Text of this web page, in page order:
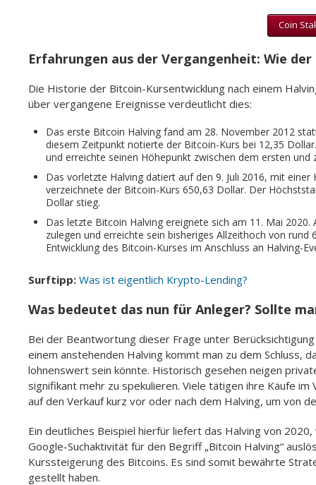
Coin
Erfahrungen aus der Vergangenheit: Wie
Die Historie der Bitcoin-Kursentwicklung nach einem
über vergangene Ereignisse verdeutlicht dies:
Das erste Bitcoin Halving fand am 28. November 2012
diesem Zeitpunkt notierte der Bitcoin-Kurs bei 12,35
und erreichte seinen Höhepunkt zwischen dem ersten
Das vorletzte Halving datiert auf den 9. Juli 2016, mit
verzeichnete der Bitcoin-Kurs 650,63 Dollar. Der
Dollar stieg.
Das letzte Bitcoin Halving ereignete sich am 11. Mai
zulegen und erreichte sein bisheriges Allzeithoch von
Entwicklung des Bitcoin-Kurses im Anschluss an Halving-
Surftipp: Was ist eigentlich Krypto-Lending?
Was bedeutet das nun für Anleger? Sollte
Bei der Beantwortung dieser Frage unter
einem anstehenden Halving kommt man zu dem Schluss,
lohnenswert sein könnte. Historisch gesehen neigen
signifikant mehr zu spekulieren. Viele tätigen ihre Käufe
auf den Verkauf kurz vor oder nach dem Halving, um von
Ein deutliches Beispiel hierfür liefert das Halving von
Google-Suchaktivität für den Begriff „Bitcoin Halving“
Kurssteigerung des Bitcoins. Es sind somit bewährte
gestellt haben.